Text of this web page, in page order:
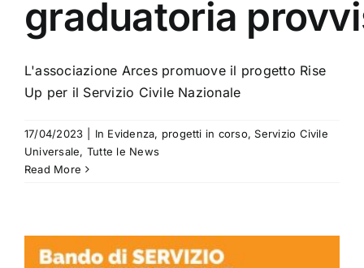
graduatoria
L'associazione Arces promuove il progetto Rise
Up per il Servizio Civile Nazionale
17/04/2023 In Evidenza, progetti in corso,Servizio Civile
Universale, Tutte le News
Read More